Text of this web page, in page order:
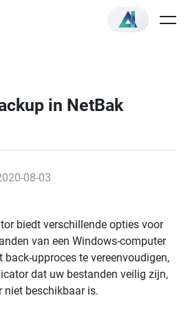
in NetBak
08-03
biedt verschillende opties voor
van een Windows-computer
back-upproces te vereenvoudigen,
dat uw bestanden veilig zijn,
beschikbaar is.